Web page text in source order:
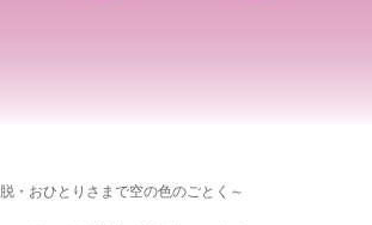
・おひとりさまで空の色のごとく～